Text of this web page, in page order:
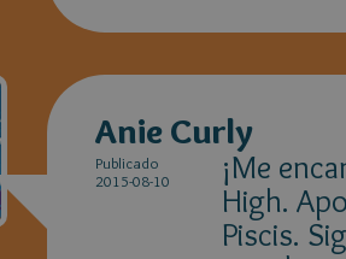
Anie Curly
Publicado
2015-08-10
¡Me
High.
Piscis.